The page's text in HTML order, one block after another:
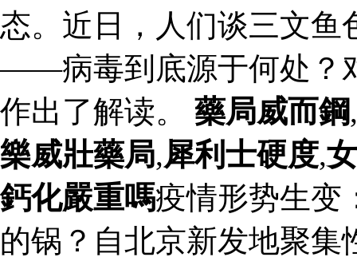
态。近日，人们谈三文
——病毒到底源于何处？
作出了解读。 藥局威而鋼,
樂威壯藥局,犀利士硬度,
鈣化嚴重嗎疫情形势生变
的锅？自北京新发地聚